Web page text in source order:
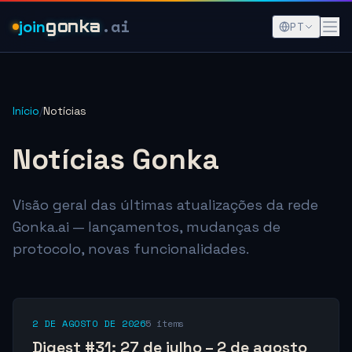
joingonka .ai PT
Início/Notícias
Notícias Gonka
Visão geral das últimas atualizações da rede
Gonka.ai — lançamentos, mudanças de
protocolo, novas funcionalidades.
2 DE AGOSTO DE 20265 items
Digest #31: 27 de julho – 2 de agosto